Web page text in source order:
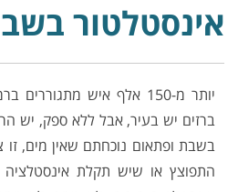
אינסטלטור
יותר מ-150 אלף איש
ברזים יש בעיר, אבל ללא ספק, יש
בשבת ופתאום נוכחתם שאין מים, זו
התפוצץ או שיש תקלת